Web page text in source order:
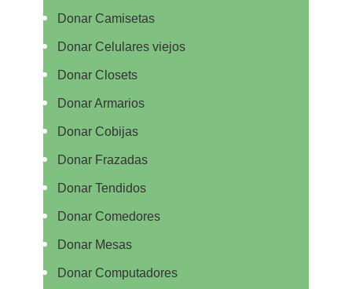
Donar Camisetas
Donar Celulares viejos
Donar Closets
Donar Armarios
Donar Cobijas
Donar Frazadas
Donar Tendidos
Donar Comedores
Donar Mesas
Donar Computadores